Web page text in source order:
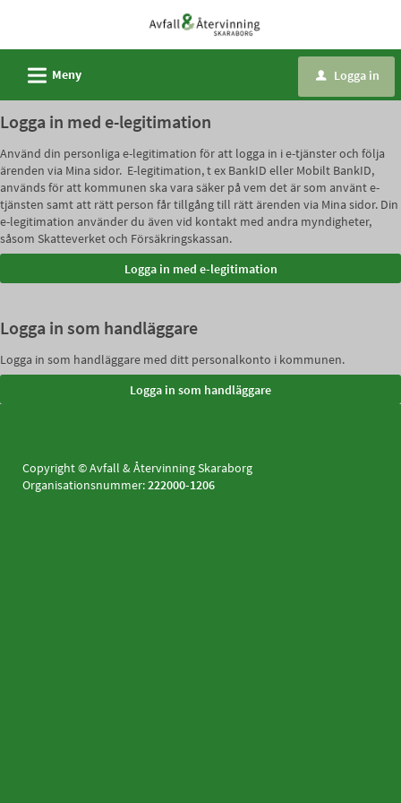
tjänster
-
Avfall
och
återvinning
Skaraborg
L Meny u Logga in
Logga in med e-legitimation
Använd din personliga e-legitimation för att logga in i e-tjänster och följa
ärenden via Mina sidor. E-legitimation, t ex BankID eller Mobilt BankID,
används för att kommunen ska vara säker på vem det är som använt e-
tjänsten samt att rätt person får tillgång till rätt ärenden via Mina sidor. Din
e-legitimation använder du även vid kontakt med andra myndigheter,
såsom Skatteverket och Försäkringskassan.
Logga in som handläggare
Logga in som handläggare med ditt personalkonto i kommunen.
Copyright © Avfall & Återvinning Skaraborg
Organisationsnummer:222000-1206